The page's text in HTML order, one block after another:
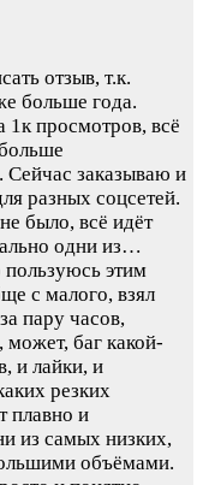
отзыв, т.к.
больше года.
1к просмотров, всё
Сейчас заказываю и
разных соцсетей.
было, всё идёт
одни из…
пользуюсь этим
с малого, взял
пару часов,
баг какой-
и лайки, и
резких
плавно и
из самых низких,
объёмами.